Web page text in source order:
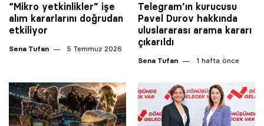
“Mikro yetkinlikler” işe
alım kararlarını doğrudan
etkiliyor
Sena Tufan 5 Temmuz 2026
Telegram’ın kurucusu
Pavel Durov hakkında
uluslararası arama kararı
çıkarıldı
Sena Tufan 1 hafta önce